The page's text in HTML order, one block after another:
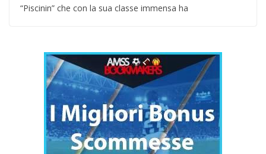
“Piscinin” che con la sua classe immensa ha